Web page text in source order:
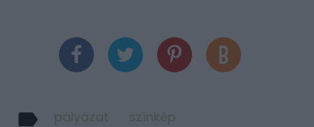
pályázat színkép